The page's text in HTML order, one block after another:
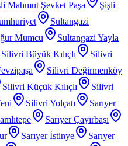
Mahmut Şevket Paşa
Şişli
Sultangazi
Mumcu
Sultangazi Yayla
Silivri Büyük Kılıçlı
Silivri
Silivri Değirmenköy
Silivri Küçük Kılıçlı
Silivri
Silivri Yolçatı
Sarıyer
Sarıyer Çayırbaşı
Sarıyer İstinye
Sarıyer